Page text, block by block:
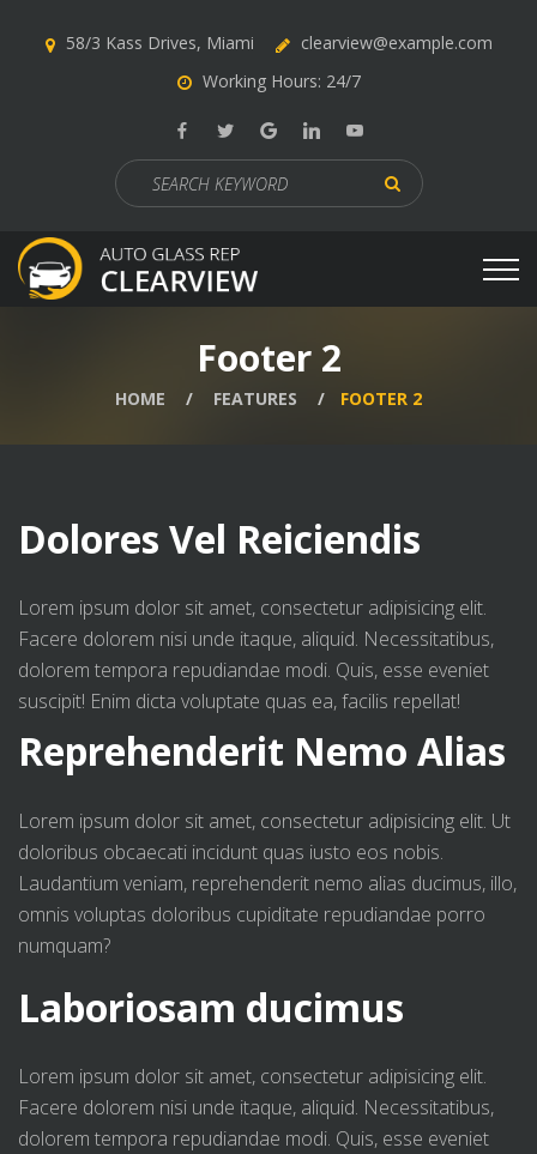
58/3 Kass Drives, Miami
clearview@example.com
Working Hours: 24/7
Search
for:
Footer 2
HOME FEATURES FOOTER 2
Dolores Vel Reiciendis
Lorem ipsum dolor sit amet, consectetur adipisicing elit.
Facere dolorem nisi unde itaque, aliquid. Necessitatibus,
dolorem tempora repudiandae modi. Quis, esse eveniet
suscipit! Enim dicta voluptate quas ea, facilis repellat!
Reprehenderit Nemo Alias
Lorem ipsum dolor sit amet, consectetur adipisicing elit. Ut
doloribus obcaecati incidunt quas iusto eos nobis.
Laudantium veniam, reprehenderit nemo alias ducimus, illo,
omnis voluptas doloribus cupiditate repudiandae porro
numquam?
Laboriosam ducimus
Lorem ipsum dolor sit amet, consectetur adipisicing elit.
Facere dolorem nisi unde itaque, aliquid. Necessitatibus,
dolorem tempora repudiandae modi. Quis, esse eveniet